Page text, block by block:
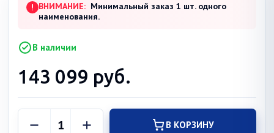
! ВНИМАНИЕ: Минимальный заказ 1 шт. одного
наименования.
В наличии
143 099 руб.
В КОРЗИНУ